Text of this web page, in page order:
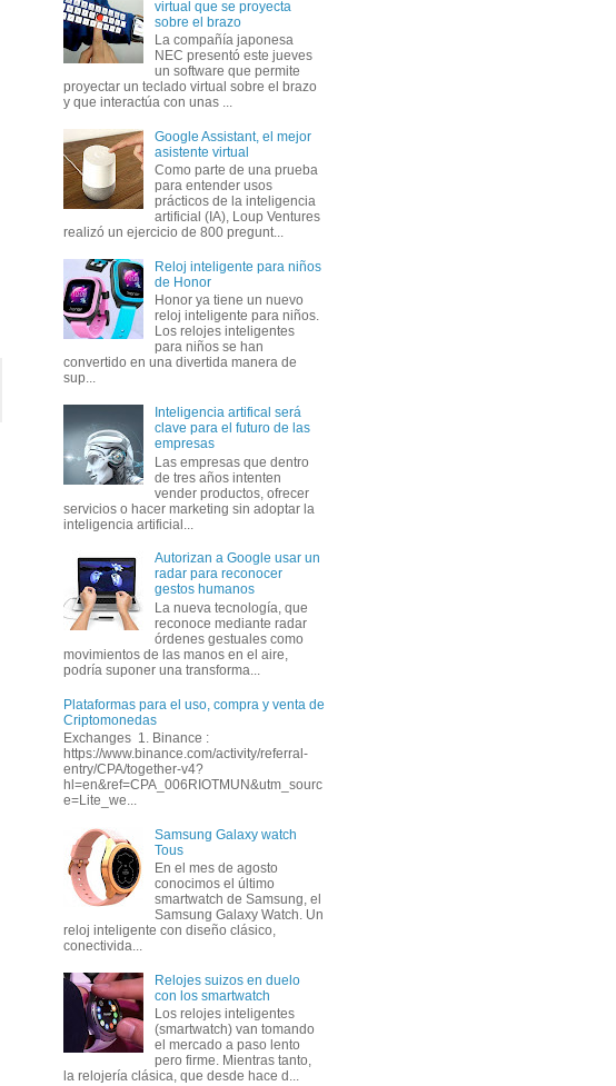
virtual que se proyecta
sobre el brazo
La compañía japonesa
NEC presentó este jueves
un software que permite
proyectar un teclado virtual sobre el brazo
y que interactúa con unas ...
Google Assistant, el mejor
asistente virtual
Como parte de una prueba
para entender usos
prácticos de la inteligencia
artificial (IA), Loup Ventures
realizó un ejercicio de 800 pregunt...
Reloj inteligente para niños
de Honor
Honor ya tiene un nuevo
reloj inteligente para niños.
Los relojes inteligentes
para niños se han
convertido en una divertida manera de
sup...
Inteligencia artifical será
clave para el futuro de las
empresas
Las empresas que dentro
de tres años intenten
vender productos, ofrecer
servicios o hacer marketing sin adoptar la
inteligencia artificial...
Autorizan a Google usar un
radar para reconocer
gestos humanos
La nueva tecnología, que
reconoce mediante radar
órdenes gestuales como
movimientos de las manos en el aire,
podría suponer una transforma...
Plataformas para el uso, compra y venta de
Criptomonedas
Exchanges 1. Binance :
https://www.binance.com/activity/referral-
entry/CPA/together-v4?
hl=en&ref=CPA_006RIOTMUN&utm_sourc
e=Lite_we...
Samsung Galaxy watch
Tous
En el mes de agosto
conocimos el último
smartwatch de Samsung, el
Samsung Galaxy Watch. Un
reloj inteligente con diseño clásico,
conectivida...
Relojes suizos en duelo
con los smartwatch
Los relojes inteligentes
(smartwatch) van tomando
el mercado a paso lento
pero firme. Mientras tanto,
la relojería clásica, que desde hace d...